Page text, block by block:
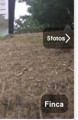
5fotos
Finca